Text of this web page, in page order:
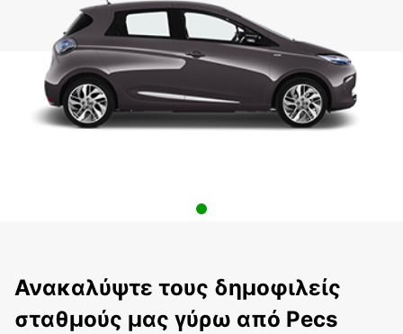
Ανακαλύψτε τους δημοφιλείς
σταθμούς μας γύρω από Pecs